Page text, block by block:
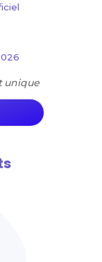
unique